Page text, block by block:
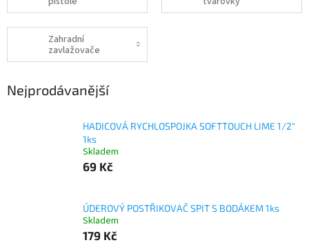
Zahradní
zavlažovače
Nejprodávanější
HADICOVÁ RYCHLOSPOJKA SOFTTOUCH LIME 1/2"
1ks
Skladem
69 Kč
ÚDEROVÝ POSTŘIKOVAČ SPIT S BODÁKEM 1ks
Skladem
179 Kč